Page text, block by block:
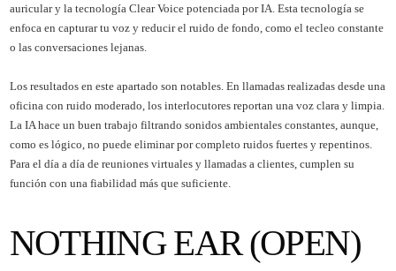
auricular y la tecnología Clear Voice potenciada por IA. Esta tecnología se
enfoca en capturar tu voz y reducir el ruido de fondo, como el tecleo constante
o las conversaciones lejanas.
Los resultados en este apartado son notables. En llamadas realizadas desde una
oficina con ruido moderado, los interlocutores reportan una voz clara y limpia.
La IA hace un buen trabajo filtrando sonidos ambientales constantes, aunque,
como es lógico, no puede eliminar por completo ruidos fuertes y repentinos.
Para el día a día de reuniones virtuales y llamadas a clientes, cumplen su
función con una fiabilidad más que suficiente.
NOTHING EAR (OPEN)